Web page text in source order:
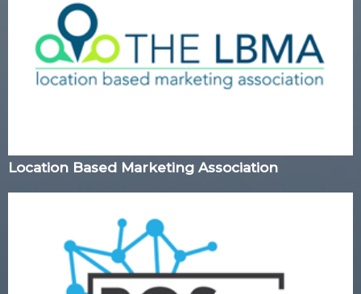
Location Based Marketing Association